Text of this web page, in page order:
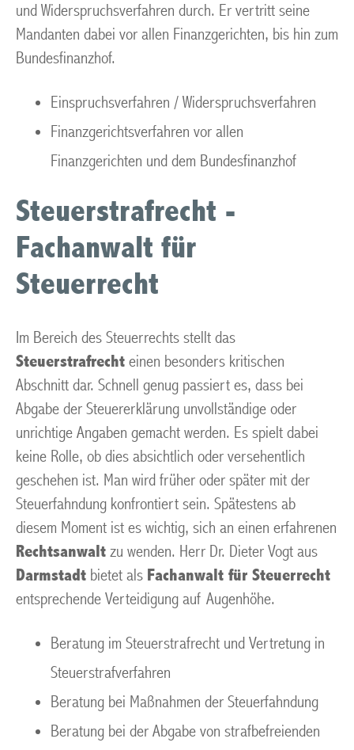
und Widerspruchsverfahren durch. Er vertritt seine
Mandanten dabei vor allen Finanzgerichten, bis hin zum
Bundesfinanzhof.
Einspruchsverfahren / Widerspruchsverfahren
Finanzgerichtsverfahren vor allen
Finanzgerichten und dem Bundesfinanzhof
Steuerstrafrecht -
Fachanwalt für
Steuerrecht
Im Bereich des Steuerrechts stellt das
Steuerstrafrecht einen besonders kritischen
Abschnitt dar. Schnell genug passiert es, dass bei
Abgabe der Steuererklärung unvollständige oder
unrichtige Angaben gemacht werden. Es spielt dabei
keine Rolle, ob dies absichtlich oder versehentlich
geschehen ist. Man wird früher oder später mit der
Steuerfahndung konfrontiert sein. Spätestens ab
diesem Moment ist es wichtig, sich an einen erfahrenen
Rechtsanwalt zu wenden. Herr Dr. Dieter Vogt aus
Darmstadt bietet als Fachanwalt für Steuerrecht
entsprechende Verteidigung auf Augenhöhe.
Beratung im Steuerstrafrecht und Vertretung in
Steuerstrafverfahren
Beratung bei Maßnahmen der Steuerfahndung
Beratung bei der Abgabe von strafbefreienden